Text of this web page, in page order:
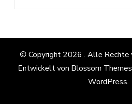
© Copyright 2026 . Alle Rechte
Entwickelt von Blossom Themes
WordPress.